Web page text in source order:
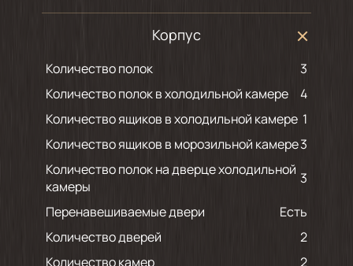
Корпус
Количество полок
3
Количество полок в холодильной камере
4
Количество ящиков в холодильной камере 1
Количество ящиков в морозильной камере3
Количество полок на дверце холодильной
камеры
3
Перенавешиваемые двери
Есть
Количество дверей
2
Количество камер
2